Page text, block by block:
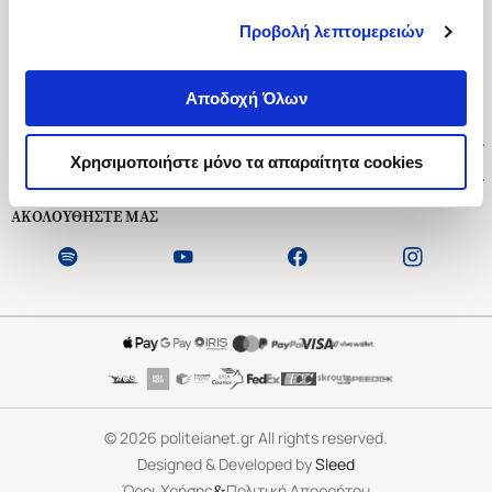
Προβολή λεπτομερειών
Αποδοχή Όλων
Χρησιμοποιήστε μόνο τα απαραίτητα cookies
Ασκληπιού 1-3, Αθήνα 106 79
Δευτέρα - Παρασκευή 09:00-21:00
Εξυπηρέτηση Πελατών
ΑΚΟΛΟΥΘΗΣΤΕ ΜΑΣ
©2026 politeianet.gr All rights reserved.
Designed & Developed bySleed